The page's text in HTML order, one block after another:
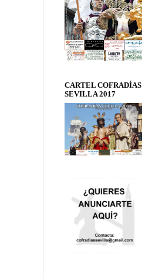
CARTEL COFRADÍAS
SEVILLA 2017